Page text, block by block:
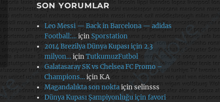
SON YORUMLAR
Leo Messi — Back in Barcelona — adidas
Football:…içinSporstation
2014 Brezilya Dünya Kupası için 2.3
milyon…içinTutkumuzFutbol
Galatasaray SK vs Chelsea FC Promo –
Champions…içinK.A
Magandalıkta son noktaiçinselinsss
Dünya Kupası Şampiyonluğu için favori